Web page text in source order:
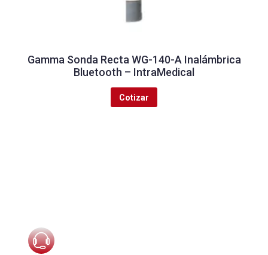
Gamma Sonda Recta WG-140-A Inalámbrica
Bluetooth – IntraMedical
Cotizar